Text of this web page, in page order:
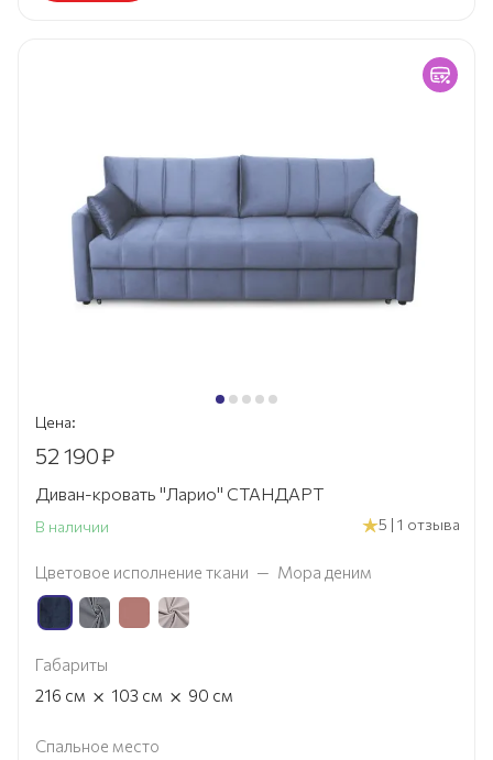
Цена:
52 190₽
Диван-кровать "Ларио" СТАНДАРТ
В наличии 5 | 1 отзыва
Цветовое исполнение ткани — Мора деним
Габариты
216 см × 103 см × 90 см
Спальное место